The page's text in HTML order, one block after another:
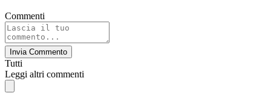
Commenti
Invia Commento
Tutti
Leggi altri commenti